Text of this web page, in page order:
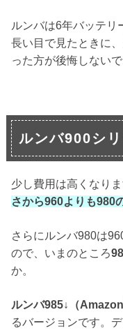
ルンバは6年バッテリ
長い目で見たときに
った方が後悔しないで
ルンバ900シ
少し費用は高くなりま
さから960よりも980
さらにルンバ980は
ので、いまのところ
か。
ルンバ985↓（Amazon
るバージョンです。